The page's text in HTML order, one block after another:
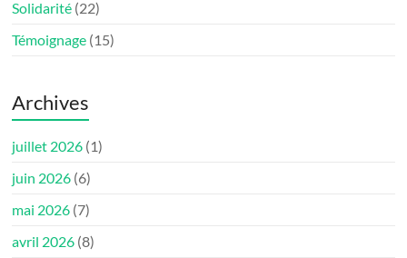
Solidarité (22)
Témoignage (15)
Archives
juillet 2026 (1)
juin 2026 (6)
mai 2026 (7)
avril 2026 (8)